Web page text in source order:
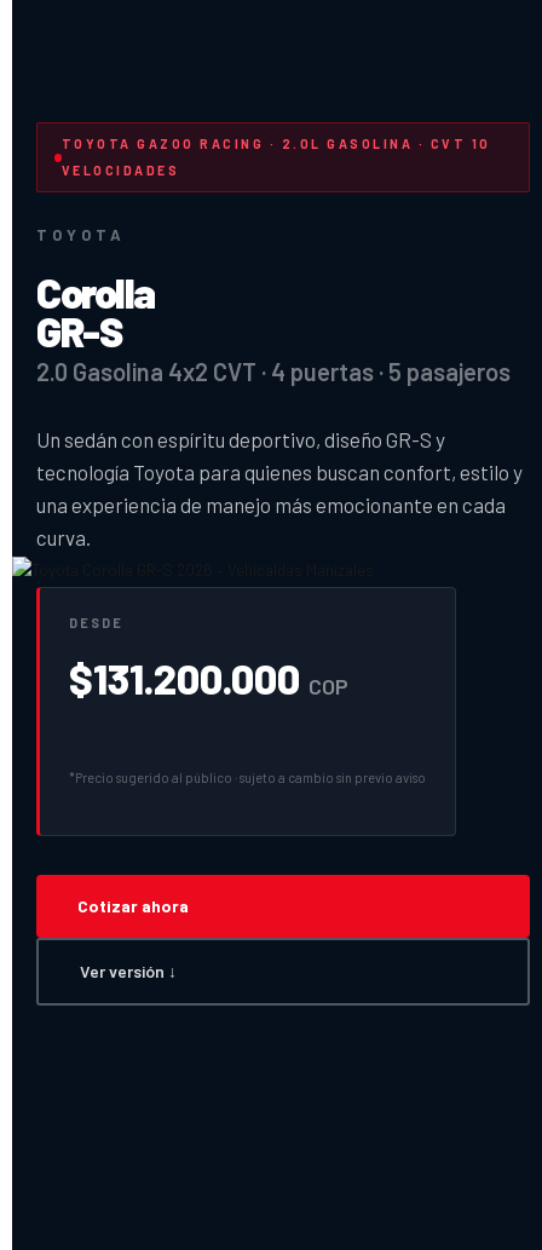
TOYOTA GAZOO RACING · 2.0L GASOLINA · CVT 10
VELOCIDADES
TOYOTA
Corolla
GR-S
2.0 Gasolina 4x2 CVT · 4 puertas · 5 pasajeros
Un sedán con espíritu deportivo, diseño GR-S y
tecnología Toyota para quienes buscan confort, estilo y
una experiencia de manejo más emocionante en cada
curva.
DESDE
$131.200.000 COP
*Precio sugerido al público · sujeto a cambio sin previo aviso
Cotizar ahora
Ver versión ↓